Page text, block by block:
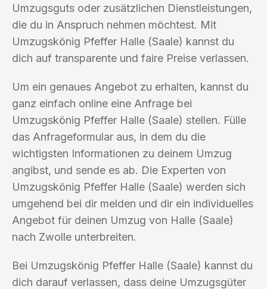
Umzugsguts oder zusätzlichen Dienstleistungen,
die du in Anspruch nehmen möchtest. Mit
Umzugskönig Pfeffer Halle (Saale) kannst du
dich auf transparente und faire Preise verlassen.
Um ein genaues Angebot zu erhalten, kannst du
ganz einfach online eine Anfrage bei
Umzugskönig Pfeffer Halle (Saale) stellen. Fülle
das Anfrageformular aus, in dem du die
wichtigsten Informationen zu deinem Umzug
angibst, und sende es ab. Die Experten von
Umzugskönig Pfeffer Halle (Saale) werden sich
umgehend bei dir melden und dir ein individuelles
Angebot für deinen Umzug von Halle (Saale)
nach Zwolle unterbreiten.
Bei Umzugskönig Pfeffer Halle (Saale) kannst du
dich darauf verlassen, dass deine Umzugsgüter